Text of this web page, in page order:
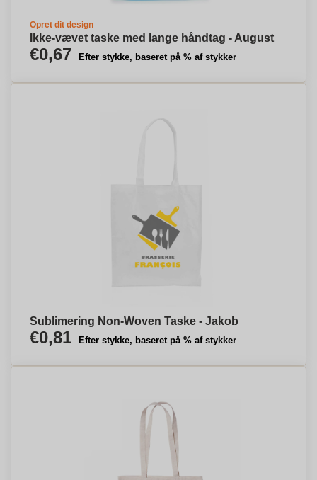
Opret dit design
Ikke-vævet taske med lange håndtag - August
€0,67 Efter stykke, baseret på % af stykker
Sublimering Non-Woven Taske - Jakob
€0,81 Efter stykke, baseret på % af stykker